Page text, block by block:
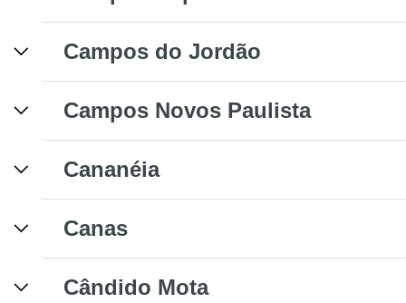
Campos do Jordão
Campos Novos Paulista
Cananéia
Canas
Cândido Mota